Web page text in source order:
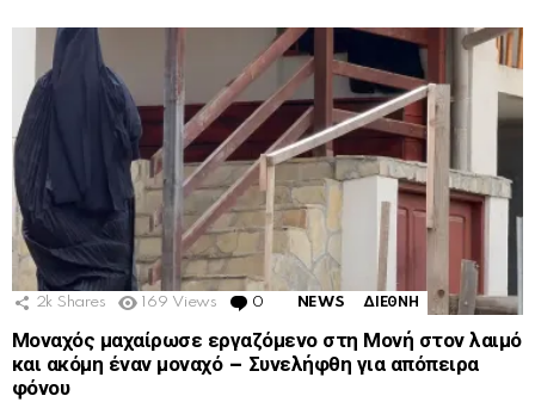
2k Shares 169 Views 0 Comments
NEWS ΔΙΕΘΝΗ
Μοναχός μαχαίρωσε εργαζόμενο στη Μονή στον λαιμό
και ακόμη έναν μοναχό – Συνελήφθη για απόπειρα
φόνου